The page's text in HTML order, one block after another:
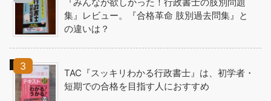
集』レビュー。『合格革命 肢別過去問集』と
の違いは？
TAC『スッキリわかる行政書士』は、初学者・
短期での合格を目指す人におすすめ